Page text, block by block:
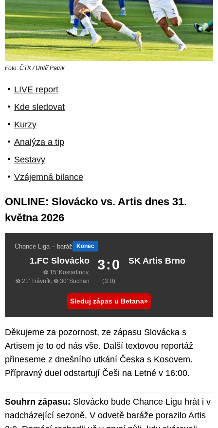
Foto: ČTK / Uhlíř Patrik
LIVE report
Kde sledovat
Kurzy
Analýza a tip
Sestavy
Vzájemná bilance
ONLINE: Slovácko vs. Artis dnes 31.
května 2026
Chance Liga – baráž Konec
1.FC Slovácko
⚽ 15' Kostadinov,
⚽ 21' Trávník, ⚽ 30' Suchan
3:0
(3:0)
SK Artis Brno
Sleduj zápas u Betana
Děkujeme za pozornost, ze zápasu Slovácka s
Artisem je to od nás vše. Další textovou reportáž
přineseme z dnešního utkání Česka s Kosovem.
Přípravný duel odstartují Češi na Letné v 16:00.
Souhrn zápasu: Slovácko bude Chance Ligu hrát i v
nadcházející sezoně. V odvetě baráže porazilo Artis